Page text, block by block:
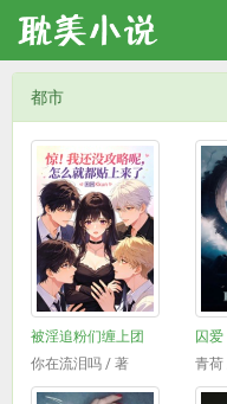
都市
被淫追粉们缠上团
你在流泪吗 / 著
囚
青荷